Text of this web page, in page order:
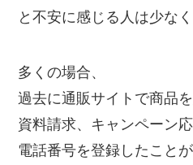
と不安に感じる人は少な
多くの場合、
過去に通販サイトで商品
資料請求、キャンペーン
電話番号を登録したこと